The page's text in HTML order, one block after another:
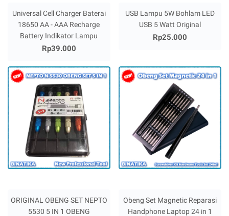
Universal Cell Charger Baterai
18650 AA - AAA Recharge
Battery Indikator Lampu
Rp39.000
USB Lampu 5W Bohlam LED
USB 5 Watt Original
Rp25.000
ORIGINAL OBENG SET NEPTO
5530 5 IN 1 OBENG
Obeng Set Magnetic Reparasi
Handphone Laptop 24 in 1